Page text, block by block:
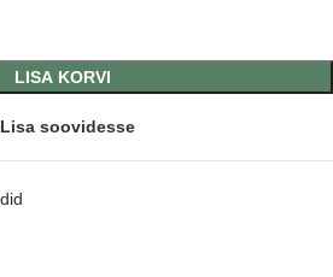
LISA KORVI
Lisa soovidesse